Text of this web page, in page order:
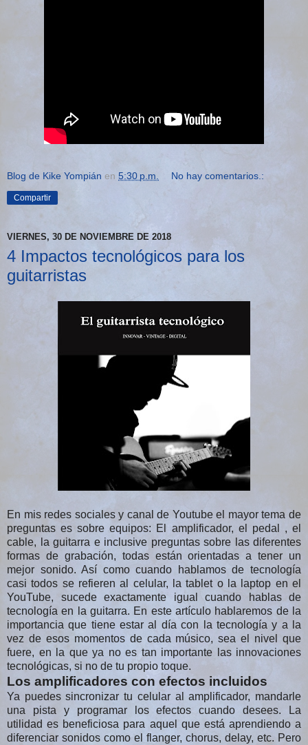
Blog de Kike Yompián en 5:30 p.m. No hay comentarios.:
Compartir
VIERNES, 30 DE NOVIEMBRE DE 2018
4 Impactos tecnológicos para los
guitarristas
En mis redes sociales y canal de Youtube el mayor tema de
preguntas es sobre equipos: El amplificador, el pedal , el
cable, la guitarra e inclusive preguntas sobre las diferentes
formas de grabación, todas están orientadas a tener un
mejor sonido. Así como cuando hablamos de tecnología
casi todos se refieren al celular, la tablet o la laptop en el
YouTube, sucede exactamente igual cuando hablas de
tecnología en la guitarra. En este artículo hablaremos de la
importancia que tiene estar al día con la tecnología y a la
vez de esos momentos de cada músico, sea el nivel que
fuere, en la que ya no es tan importante las innovaciones
tecnológicas, si no de tu propio toque.
Los amplificadores con efectos incluidos
Ya puedes sincronizar tu celular al amplificador, mandarle
una pista y programar los efectos cuando desees. La
utilidad es beneficiosa para aquel que está aprendiendo a
diferenciar sonidos como el flanger, chorus, delay, etc. Pero